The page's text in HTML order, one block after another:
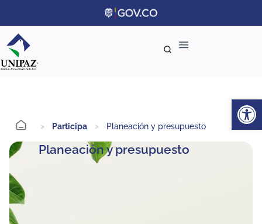
> Participa > Planeación y presupuesto
Planeación y presupuesto